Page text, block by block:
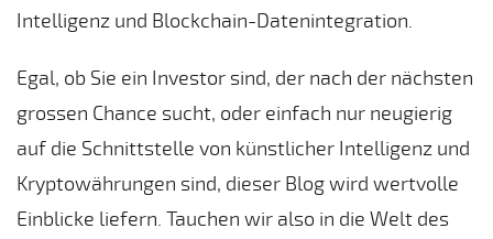
Intelligenz und Blockchain-Datenintegration.
Egal, ob Sie ein Investor sind, der nach der nächsten
grossen Chance sucht, oder einfach nur neugierig
auf die Schnittstelle von künstlicher Intelligenz und
Kryptowährungen sind, dieser Blog wird wertvolle
Einblicke liefern. Tauchen wir also in die Welt des